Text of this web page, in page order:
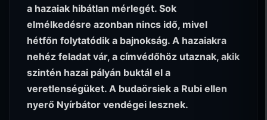
a hazaiak hibátlan mérlegét. Sok
elmélkedésre azonban nincs idő, mivel
hétfőn folytatódik a bajnokság. A hazaiakra
nehéz feladat vár, a címvédőhöz utaznak, akik
szintén hazai pályán buktál el a
veretlenségüket. A budaörsiek a Rubi ellen
nyerő Nyírbátor vendégei lesznek.